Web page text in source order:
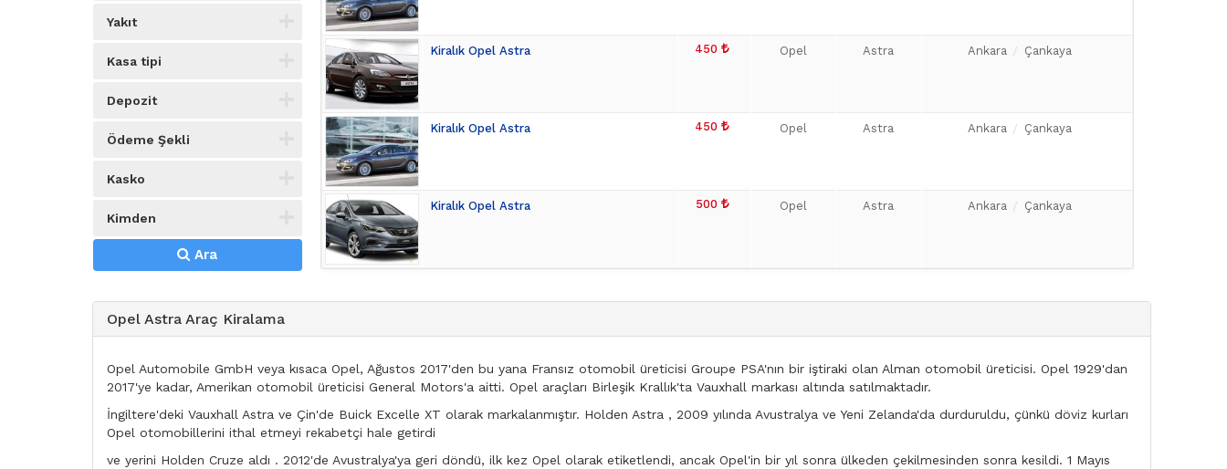
Yakıt
Kasa tipi
Depozit
Ödeme Şekli
Kasko
Kimden
Ara
Kiralık Opel Astra 450 Opel Astra Ankara Çankaya
Kiralık Opel Astra 450 Opel Astra Ankara Çankaya
Kiralık Opel Astra 500 Opel Astra Ankara Çankaya
Opel Astra Araç Kiralama
Opel Automobile GmbH veya kısaca Opel, Ağustos 2017'den bu yana Fransız otomobil üreticisi Groupe PSA'nın bir iştiraki olan Alman otomobil üreticisi. Opel 1929'dan
2017'ye kadar, Amerikan otomobil üreticisi General Motors'a aitti. Opel araçları Birleşik Krallık'ta Vauxhall markası altında satılmaktadır.
İngiltere'deki Vauxhall Astra ve Çin'de Buick Excelle XT olarak markalanmıştır. Holden Astra , 2009 yılında Avustralya ve Yeni Zelanda'da durduruldu, çünkü döviz kurları
Opel otomobillerini ithal etmeyi rekabetçi hale getirdi
ve yerini Holden Cruze aldı . 2012'de Avustralya'ya geri döndü, ilk kez Opel olarak etiketlendi, ancak Opel'in bir yıl sonra ülkeden çekilmesinden sonra kesildi. 1 Mayıs